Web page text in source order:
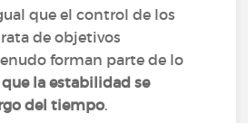
que el control de los
de objetivos
forman parte de lo
la estabilidad se
del tiempo.